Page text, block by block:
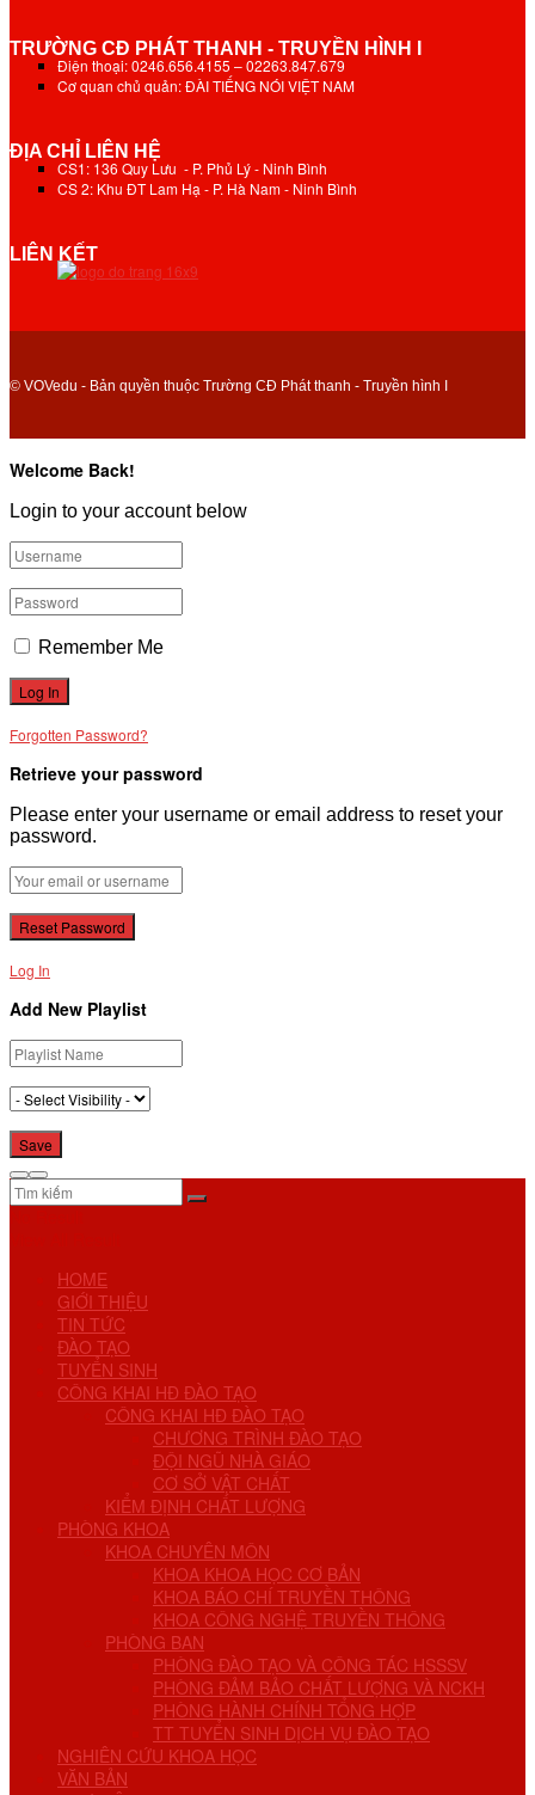
TRƯỜNG CĐ PHÁT THANH - TRUYỀN HÌNH I
Điện thoại: 0246.656.4155 – 02263.847.679
Cơ quan chủ quản: ĐÀI TIẾNG NÓI VIỆT NAM
ĐỊA CHỈ LIÊN HỆ
CS1: 136 Quy Lưu - P. Phủ Lý - Ninh Bình
CS 2: Khu ĐT Lam Hạ - P. Hà Nam - Ninh Bình
LIÊN KẾT
© VOVedu - Bản quyền thuộc Trường CĐ Phát thanh - Truyền hình I
Welcome Back!
Login to your account below
Remember Me
Forgotten Password?
Retrieve your password
Please enter your username or email address to reset your
password.
Log In
Add New Playlist
HOME
GIỚI THIỆU
TIN TỨC
ĐÀO TẠO
TUYỂN SINH
CÔNG KHAI HĐ ĐÀO TẠO
CÔNG KHAI HĐ ĐÀO TẠO
CHƯƠNG TRÌNH ĐÀO TẠO
ĐỘI NGŨ NHÀ GIÁO
CƠ SỞ VẬT CHẤT
KIỂM ĐỊNH CHẤT LƯỢNG
PHÒNG KHOA
KHOA CHUYÊN MÔN
KHOA KHOA HỌC CƠ BẢN
KHOA BÁO CHÍ TRUYỀN THÔNG
KHOA CÔNG NGHỆ TRUYỀN THÔNG
PHÒNG BAN
PHÒNG ĐÀO TẠO VÀ CÔNG TÁC HSSSV
PHÒNG ĐẢM BẢO CHẤT LƯỢNG VÀ NCKH
PHÒNG HÀNH CHÍNH TỔNG HỢP
TT TUYỂN SINH DỊCH VỤ ĐÀO TẠO
NGHIÊN CỨU KHOA HỌC
VĂN BẢN